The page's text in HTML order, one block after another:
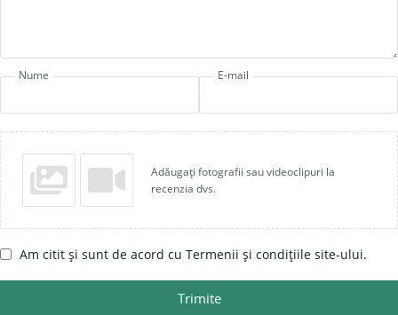
Nume E-mail
Adăugați fotografii sau videoclipuri la
recenzia dvs.
Am citit și sunt de acord cu Termenii și condițiile site-ului.
Trimite